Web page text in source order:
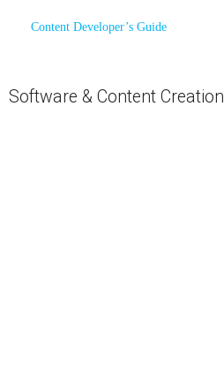
Content Developer’s Guide
Software & Content Creation